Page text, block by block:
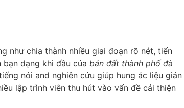
như chia thành nhiều giai đoạn rõ nét, tiến
dạng khi đầu của bán đất thành phố đà
nói and nghiên cứu giúp hung ác liệu giản
lập trình viên thu hút vào vấn đề cải thiện